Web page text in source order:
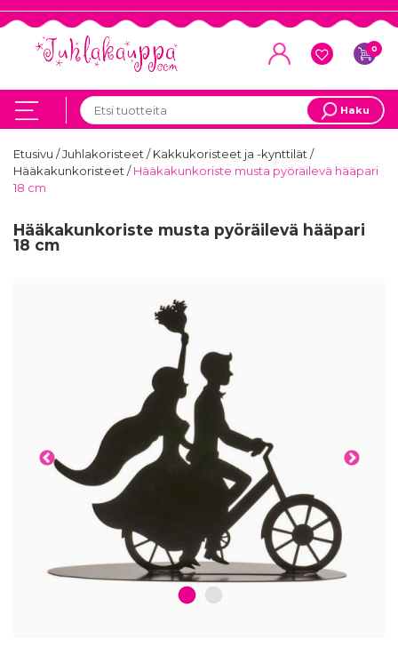
0
Haku
Etusivu /Juhlakoristeet/Kakkukoristeet ja -kynttilät/
Hääkakunkoristeet/Hääkakunkoriste musta pyöräilevä hääpari
18 cm
Hääkakunkoriste musta pyöräilevä hääpari
18 cm
1 2